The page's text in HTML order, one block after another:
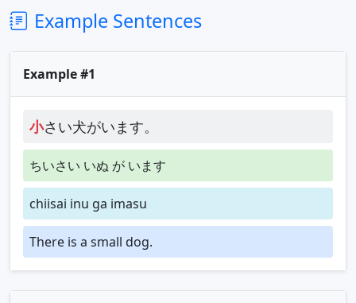
Example Sentences
Example #1
小さい犬がいます。
ちいさい いぬ が います
chiisai inu ga imasu
There is a small dog.